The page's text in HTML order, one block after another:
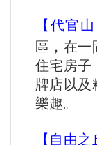
【代官山
區，在一
住宅房子
牌店以及
樂趣。
【自由之